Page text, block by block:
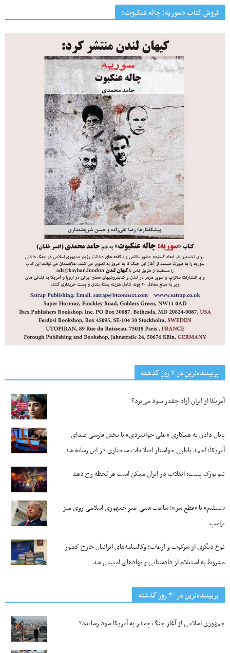
فروش کتاب «سوریه: چاله عنکبوت»
پربیننده‌ترین‌ در ۷ روز گذشته
آمریکا از ایران آزاد چقدر سود می‌برد؟
پایان دادن به همکاری «علی جوانمردی» با بخش فارسی صدای
آمریکا؛ احمد باطبی خواستار اصلاحات ساختاری در این رسانه شد
نیویورک پست: انقلاب در ایران ممکن است هر لحظه رخ دهد
«تسلیم» یا «قطع سر»؛ ساعت شنیِ عمرِ جمهوری اسلامی روی میز
ترامپ
نوع دیگری از سرکوب و ارعاب؛ وکالتنامه‌های ایرانیان خارج کشور
مشروط به استعلام از دادستانی و نهادهای امنیتی شد
پربیننده‌ترین‌ در ۳۰ روز گذشته
جمهوری اسلامی از آغاز جنگ چقدر به آمریکا سود رسانده؟